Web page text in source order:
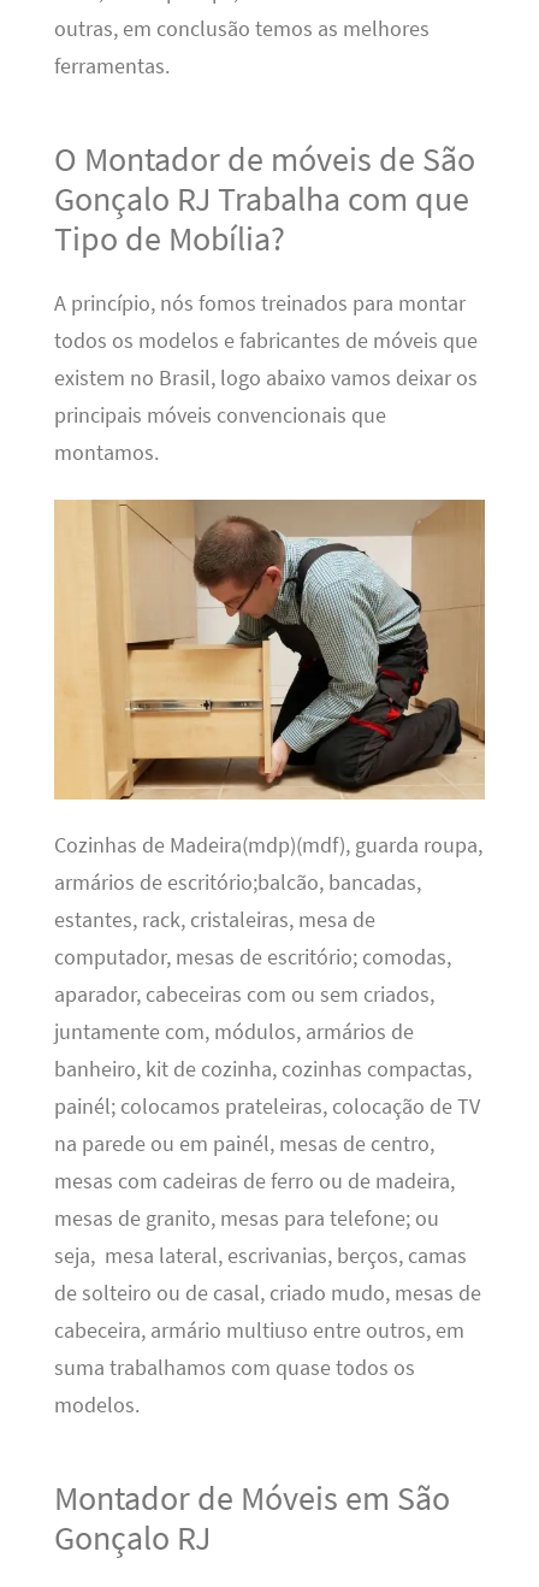
outras, em conclusão temos as melhores
ferramentas.
O Montador de móveis de São
Gonçalo RJ Trabalha com que
Tipo de Mobília?
A princípio, nós fomos treinados para montar
todos os modelos e fabricantes de móveis que
existem no Brasil, logo abaixo vamos deixar os
principais móveis convencionais que
montamos.
Cozinhas de Madeira(mdp)(mdf), guarda roupa,
armários de escritório;balcão, bancadas,
estantes, rack, cristaleiras, mesa de
computador, mesas de escritório; comodas,
aparador, cabeceiras com ou sem criados,
juntamente com, módulos, armários de
banheiro, kit de cozinha, cozinhas compactas,
painél; colocamos prateleiras, colocação de TV
na parede ou em painél, mesas de centro,
mesas com cadeiras de ferro ou de madeira,
mesas de granito, mesas para telefone; ou
seja, mesa lateral, escrivanias, berços, camas
de solteiro ou de casal, criado mudo, mesas de
cabeceira, armário multiuso entre outros, em
suma trabalhamos com quase todos os
modelos.
Montador de Móveis em São
Gonçalo RJ